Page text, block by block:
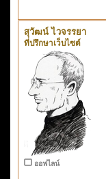
สุวัฒน์ ไวจรรยา
ที่ปรึกษาเว็บไซต์
ออฟไลน์